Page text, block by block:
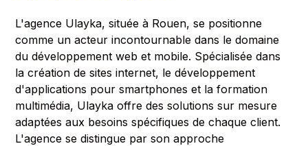
L'agence Ulayka, située à Rouen, se positionne
comme un acteur incontournable dans le domaine
du développement web et mobile. Spécialisée dans
la création de sites internet, le développement
d'applications pour smartphones et la formation
multimédia, Ulayka offre des solutions sur mesure
adaptées aux besoins spécifiques de chaque client.
L'agence se distingue par son approche